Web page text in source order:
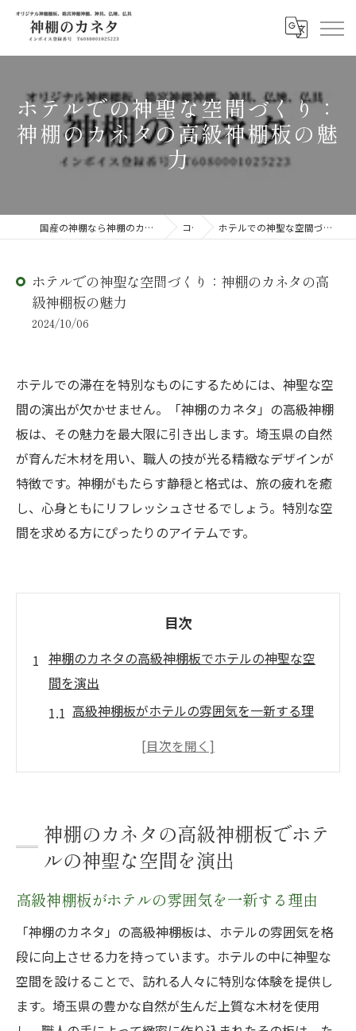
ホテルでの神聖な空間づくり：
神棚のカネタの高級神棚板の魅
力
国産の神棚なら神棚のカネタ ～日々のしあわせを感じる物を～ コラム ホテルでの神聖な空間づくり：神棚のカネタの高級神棚板の魅力
ホテルでの神聖な空間づくり：神棚のカネタの高
級神棚板の魅力
2024/10/06
ホテルでの滞在を特別なものにするためには、神聖な空
間の演出が欠かせません。「神棚のカネタ」の高級神棚
板は、その魅力を最大限に引き出します。埼玉県の自然
が育んだ木材を用い、職人の技が光る精緻なデザインが
特徴です。神棚がもたらす静穏と格式は、旅の疲れを癒
し、心身ともにリフレッシュさせるでしょう。特別な空
間を求める方にぴったりのアイテムです。
目次
神棚のカネタの高級神棚板でホテルの神聖な空
間を演出
高級神棚板がホテルの雰囲気を一新する理
を
ホテルの格式を高める神棚板の選び方
神棚のカネタが創る心地よい宿泊体験
埼玉県の自然が育んだ木材を用いた高級神棚板
の魅力
埼玉県産木材の特性と神棚板への影響
自然の恵みを活かした神棚のカネタの神棚
神棚のカネタの高級神棚板でホテ
ルの神聖な空間を演出
高級神棚板がホテルの雰囲気を一新する理由
「神棚のカネタ」の高級神棚板は、ホテルの雰囲気を格
段に向上させる力を持っています。ホテルの中に神聖な
空間を設けることで、訪れる人々に特別な体験を提供し
ます。埼玉県の豊かな自然が生んだ上質な木材を使用